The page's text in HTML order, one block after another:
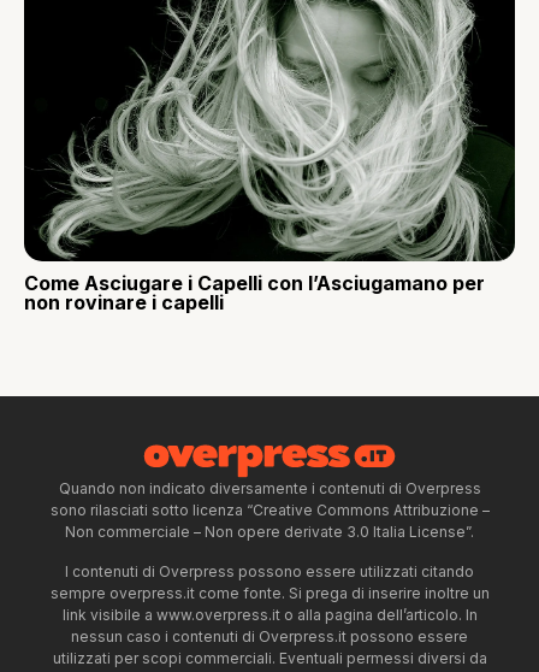
Come Asciugare i Capelli con l’Asciugamano per
non rovinare i capelli
Quando non indicato diversamente i contenuti di Overpress
sono rilasciati sotto licenza “Creative Commons Attribuzione –
Non commerciale – Non opere derivate 3.0 Italia License”.
I contenuti di Overpress possono essere utilizzati citando
sempre overpress.it come fonte. Si prega di inserire inoltre un
link visibile a www.overpress.it o alla pagina dell’articolo. In
nessun caso i contenuti di Overpress.it possono essere
utilizzati per scopi commerciali. Eventuali permessi diversi da